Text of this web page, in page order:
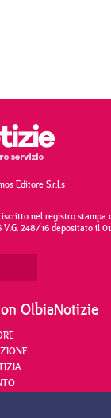
Editore S.r.l.s
nel registro stampa
V.G. 248/16 depositato il
OlbiaNotizie